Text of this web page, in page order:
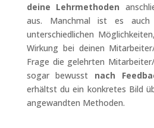
deine Lehrmethoden
aus. Manchmal ist es auch
unterschiedlichen
Wirkung bei deinen
Frage die gelehrten
sogar bewusst nach
erhältst du ein konkretes Bild
angewandten Methoden.